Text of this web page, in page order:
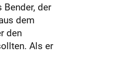
der
dem
den
Als er